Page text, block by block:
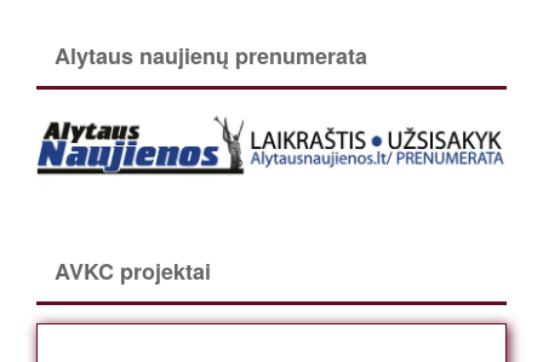
Alytaus naujienų prenumerata
AVKC projektai